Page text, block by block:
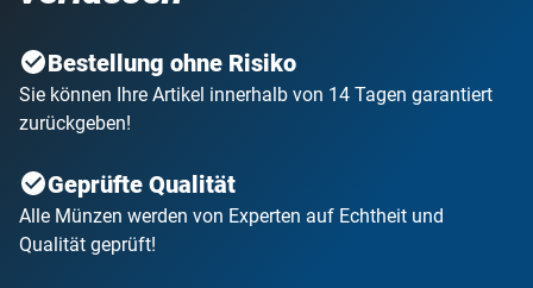
Bestellung ohne Risiko
Sie können Ihre Artikel innerhalb von 14 Tagen garantiert
zurückgeben!
Geprüfte Qualität
Alle Münzen werden von Experten auf Echtheit und
Qualität geprüft!